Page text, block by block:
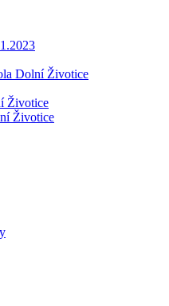
Dolní Životice
Životice
Životice